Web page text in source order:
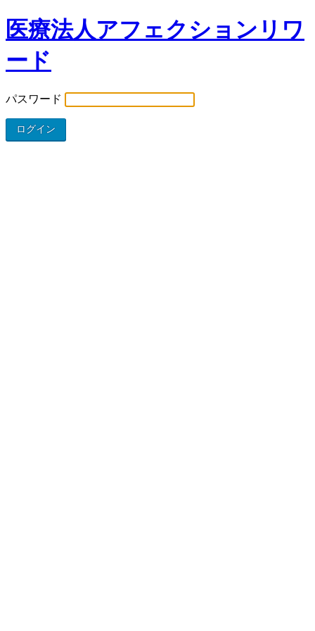
医療法人アフェクションリワ
ード
パスワード